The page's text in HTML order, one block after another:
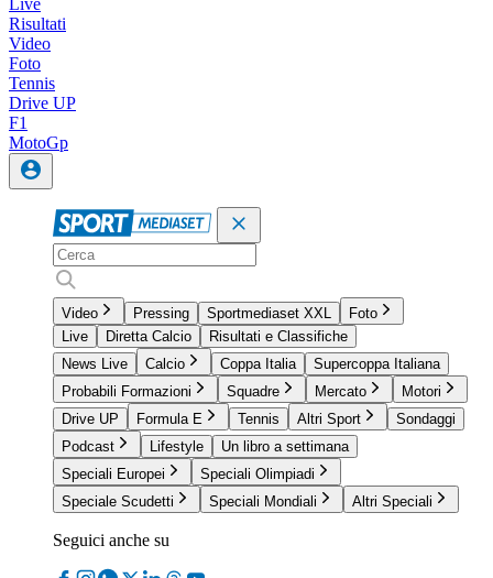
Live
Risultati
Video
Foto
Tennis
Drive UP
F1
MotoGp
Video Pressing Sportmediaset XXL
Foto
Live
Diretta Calcio
Risultati e Classifiche
News Live
Calcio Coppa Italia
Supercoppa Italiana
Probabili Formazioni
Squadre Mercato
Motori
Drive UP
Formula E Tennis Altri Sport
Sondaggi
Podcast
Lifestyle
Un libro a settimana
Speciali Europei
Speciali Olimpiadi
Speciale Scudetti
Speciali Mondiali Altri Speciali
Seguici anche su